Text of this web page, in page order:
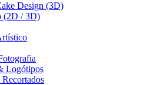
Design (3D)
(2D / 3D)
Logótipos